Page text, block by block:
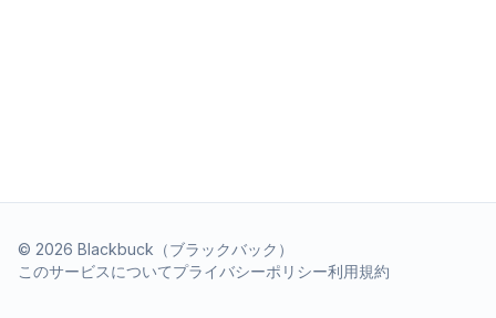
© 2026 Blackbuck（ブラックバック）
このサービスについてプライバシーポリシー利用規約